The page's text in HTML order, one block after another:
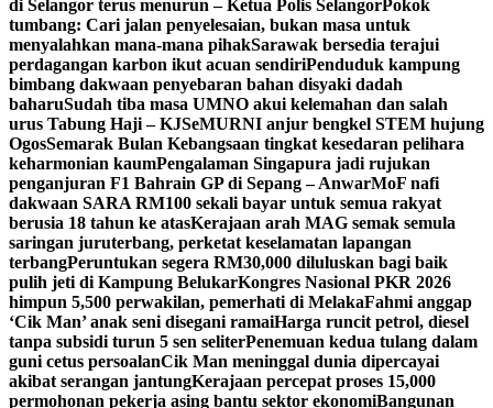
di Selangor terus menurun – Ketua Polis SelangorPokok
tumbang: Cari jalan penyelesaian, bukan masa untuk
menyalahkan mana-mana pihakSarawak bersedia terajui
perdagangan karbon ikut acuan sendiriPenduduk kampung
bimbang dakwaan penyebaran bahan disyaki dadah
baharuSudah tiba masa UMNO akui kelemahan dan salah
urus Tabung Haji – KJSeMURNI anjur bengkel STEM hujung
OgosSemarak Bulan Kebangsaan tingkat kesedaran pelihara
keharmonian kaumPengalaman Singapura jadi rujukan
penganjuran F1 Bahrain GP di Sepang – AnwarMoF nafi
dakwaan SARA RM100 sekali bayar untuk semua rakyat
berusia 18 tahun ke atasKerajaan arah MAG semak semula
saringan juruterbang, perketat keselamatan lapangan
terbangPeruntukan segera RM30,000 diluluskan bagi baik
pulih jeti di Kampung BelukarKongres Nasional PKR 2026
himpun 5,500 perwakilan, pemerhati di MelakaFahmi anggap
‘Cik Man’ anak seni disegani ramaiHarga runcit petrol, diesel
tanpa subsidi turun 5 sen seliterPenemuan kedua tulang dalam
guni cetus persoalanCik Man meninggal dunia dipercayai
akibat serangan jantungKerajaan percepat proses 15,000
permohonan pekerja asing bantu sektor ekonomiBangunan